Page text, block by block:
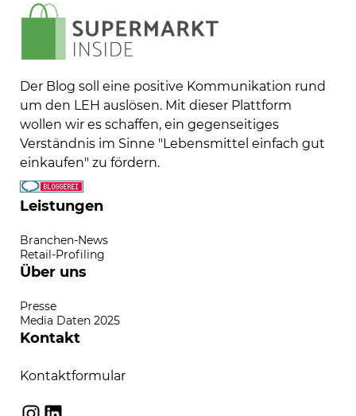
Der Blog soll eine positive Kommunikation rund
um den LEH auslösen. Mit dieser Plattform
wollen wir es schaffen, ein gegenseitiges
Verständnis im Sinne "Lebensmittel einfach gut
einkaufen" zu fördern.
Leistungen
Branchen-News
Retail-Profiling
Über uns
Presse
Media Daten 2025
Kontakt
Kontaktformular